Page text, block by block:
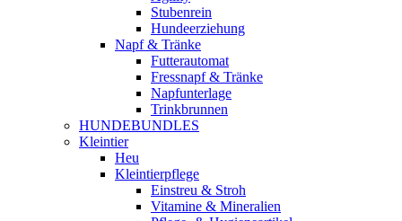
Stubenrein
Hundeerziehung
Napf & Tränke
Futterautomat
Fressnapf & Tränke
Napfunterlage
Trinkbrunnen
HUNDEBUNDLES
Kleintier
Heu
Kleintierpflege
Einstreu & Stroh
Vitamine & Mineralien